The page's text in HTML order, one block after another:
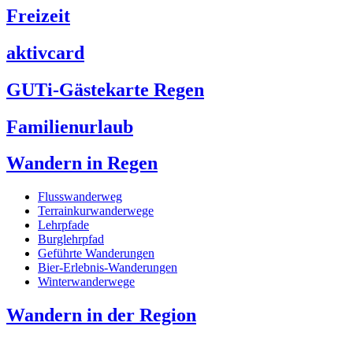
Freizeit
aktivcard
GUTi-Gästekarte Regen
Familienurlaub
Wandern in Regen
Flusswanderweg
Terrainkurwanderwege
Lehrpfade
Burglehrpfad
Geführte Wanderungen
Bier-Erlebnis-Wanderungen
Winterwanderwege
Wandern in der Region